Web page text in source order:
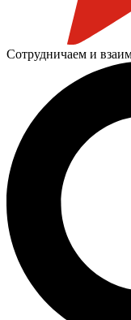
Сотрудничаем и